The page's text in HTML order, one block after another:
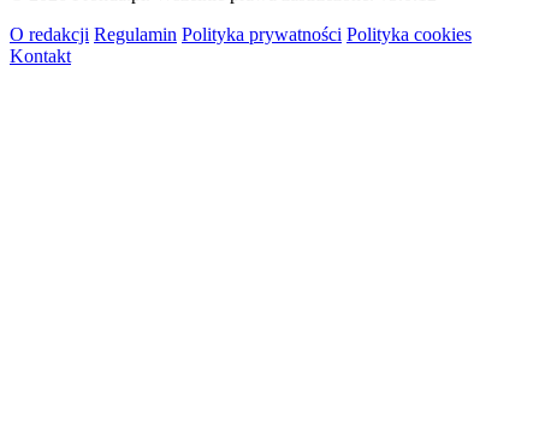
O redakcji Regulamin Polityka prywatności Polityka cookies
Kontakt